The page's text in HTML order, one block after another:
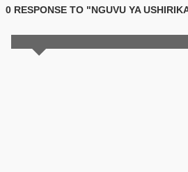
0 RESPONSE TO "NGUVU YA